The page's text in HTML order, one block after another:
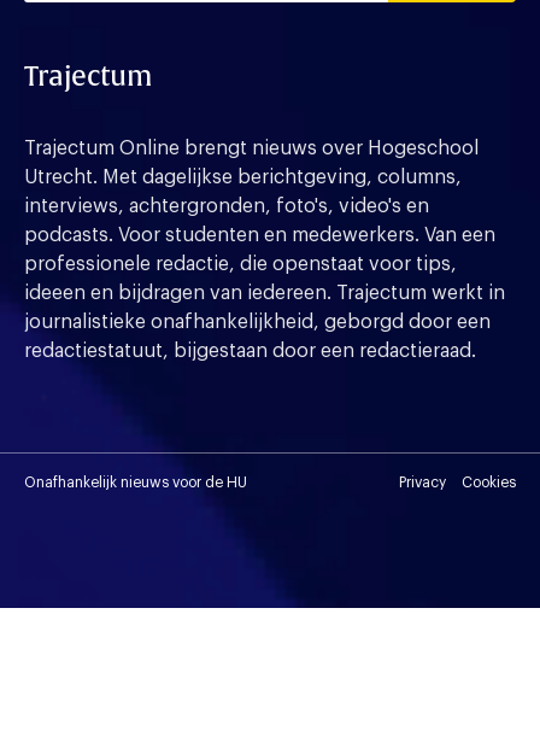
Trajectum
Trajectum Online brengt nieuws over Hogeschool
Utrecht. Met dagelijkse berichtgeving, columns,
interviews, achtergronden, foto's, video's en
podcasts. Voor studenten en medewerkers. Van een
professionele redactie, die openstaat voor tips,
ideeen en bijdragen van iedereen. Trajectum werkt in
journalistieke onafhankelijkheid, geborgd door een
redactiestatuut, bijgestaan door een redactieraad.
Onafhankelijk nieuws voor de HU Privacy Cookies